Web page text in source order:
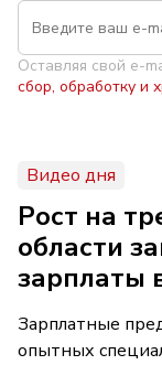
Оставляя свой e-
сбор, обработку и
Видео дня
Рост на
области
зарплаты
Зарплатные
опытных